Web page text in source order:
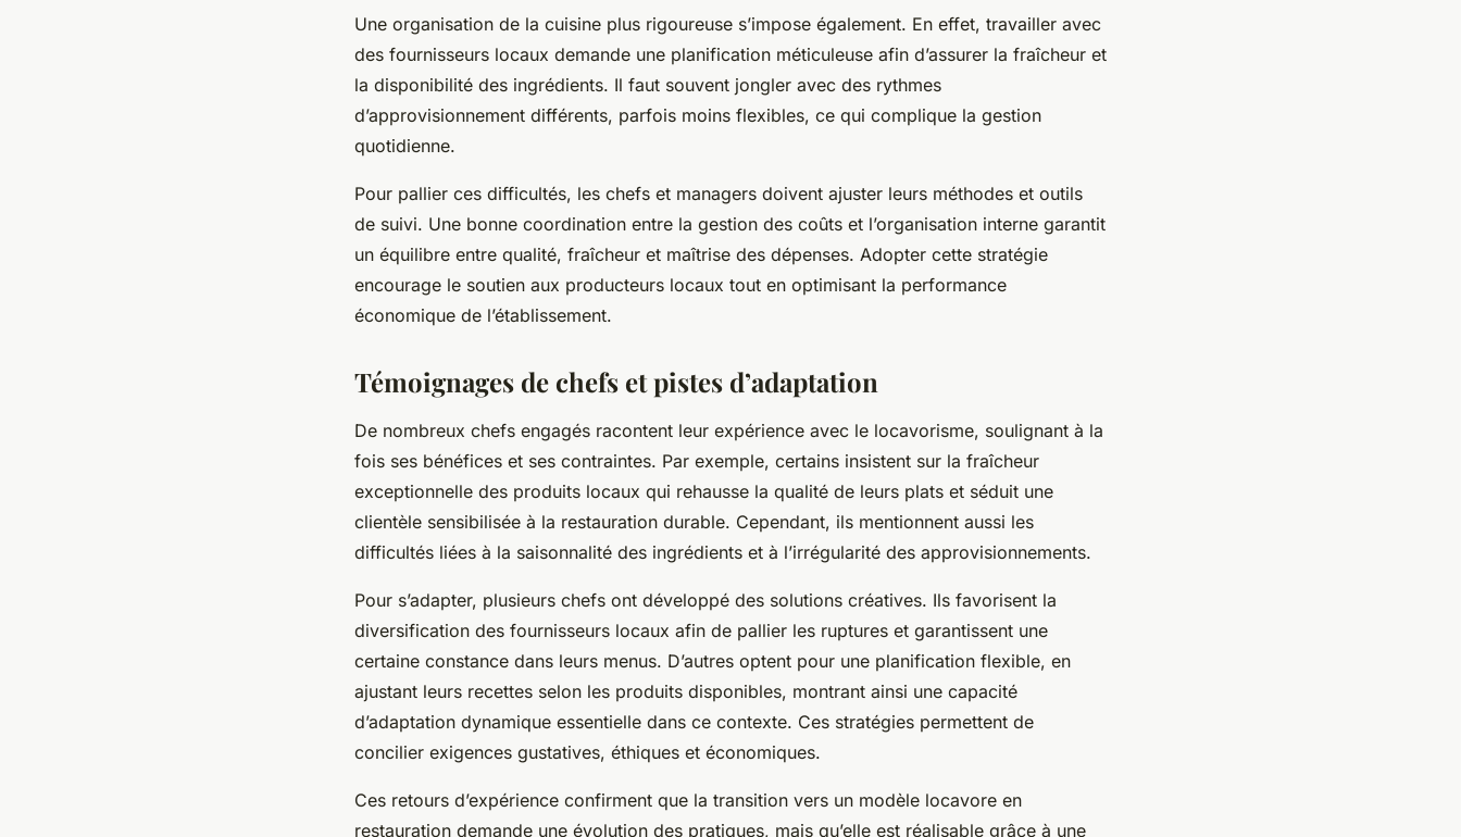
Une organisation de la cuisine plus rigoureuse s’impose également. En effet, travailler avec
des fournisseurs locaux demande une planification méticuleuse afin d’assurer la fraîcheur et
la disponibilité des ingrédients. Il faut souvent jongler avec des rythmes
d’approvisionnement différents, parfois moins flexibles, ce qui complique la gestion
quotidienne.
Pour pallier ces difficultés, les chefs et managers doivent ajuster leurs méthodes et outils
de suivi. Une bonne coordination entre la gestion des coûts et l’organisation interne garantit
un équilibre entre qualité, fraîcheur et maîtrise des dépenses. Adopter cette stratégie
encourage le soutien aux producteurs locaux tout en optimisant la performance
économique de l’établissement.
Témoignages de chefs et pistes d’adaptation
De nombreux chefs engagés racontent leur expérience avec le locavorisme, soulignant à la
fois ses bénéfices et ses contraintes. Par exemple, certains insistent sur la fraîcheur
exceptionnelle des produits locaux qui rehausse la qualité de leurs plats et séduit une
clientèle sensibilisée à la restauration durable. Cependant, ils mentionnent aussi les
difficultés liées à la saisonnalité des ingrédients et à l’irrégularité des approvisionnements.
Pour s’adapter, plusieurs chefs ont développé des solutions créatives. Ils favorisent la
diversification des fournisseurs locaux afin de pallier les ruptures et garantissent une
certaine constance dans leurs menus. D’autres optent pour une planification flexible, en
ajustant leurs recettes selon les produits disponibles, montrant ainsi une capacité
d’adaptation dynamique essentielle dans ce contexte. Ces stratégies permettent de
concilier exigences gustatives, éthiques et économiques.
Ces retours d’expérience confirment que la transition vers un modèle locavore en
restauration demande une évolution des pratiques, mais qu’elle est réalisable grâce à une